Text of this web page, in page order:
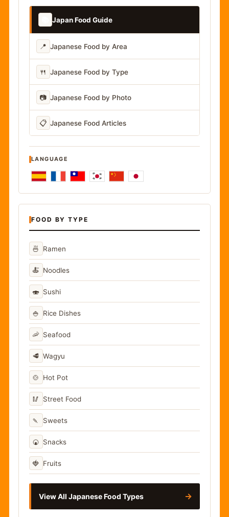
Japan Food Guide
📍 Japanese Food by Area
🍴 Japanese Food by Type
📷 Japanese Food by Photo
📋 Japanese Food Articles
LANGUAGE
FOOD BY TYPE
🍜 Ramen
🍝 Noodles
🍣 Sushi
🍚 Rice Dishes
🦐 Seafood
🥩 Wagyu
🍲 Hot Pot
🥢 Street Food
🍡 Sweets
🍘 Snacks
🍓 Fruits
View All Japanese Food Types →